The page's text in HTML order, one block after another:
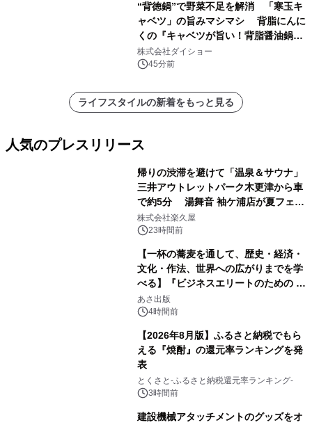
“背徳鍋”で野菜不足を解消 「寒玉キ
ャベツ」の旨みマシマシ 背脂にんに
くの『キャベツが旨い！背脂醤油鍋ス
ープ』発売
株式会社ダイショー
45分前
ライフスタイルの新着をもっと見る
人気のプレスリリース
帰りの渋滞を避けて「温泉＆サウナ」
三井アウトレットパーク木更津から車
で約5分 湯舞音 袖ケ浦店が夏フェア
メニューを提供
株式会社楽久屋
23時間前
【一杯の蕎麦を通して、歴史・経済・
文化・作法、世界への広がりまでを学
べる】『ビジネスエリートのための 教
養としての蕎麦』2026年8月25日
（火）発売
あさ出版
4時間前
【2026年8月版】ふるさと納税でもら
える『焼酎』の還元率ランキングを発
表
とくさと-ふるさと納税還元率ランキング-
3時間前
建設機械アタッチメントのグッズをオ